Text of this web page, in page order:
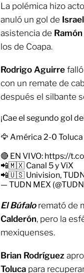
La polémica hizo
anuló un gol de
asistencia de
los de Coapa.
Rodrigo Aguirre
con un remate de
después el silbante
¡Cae el segundo gol
🦅 América 2-0 Toluca
🔴 EN VIVO: https://
📲🇲🇽 Canal 5 y ViX
📲🇺🇸 Univision,
— TUDN MEX
El Búfaloremató de
Calderón, pero la
mexiquenses.
Brian Rodríguez
Toluca para